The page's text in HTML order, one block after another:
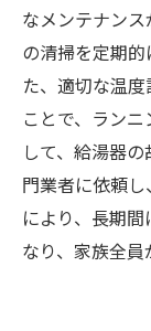
なメンテナン
の清掃を定期
た、適切な温
ことで、ラン
して、給湯器
門業者に依頼
により、長期
なり、家族全員